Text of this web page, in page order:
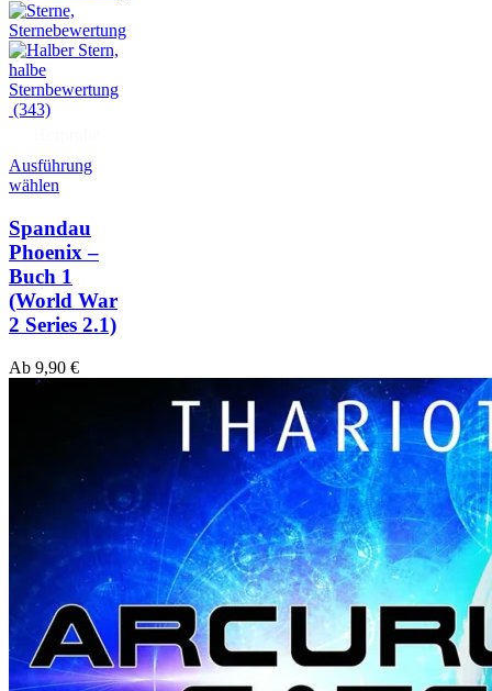
(343)
Ausführung
wählen
Spandau
Phoenix –
Buch 1
(World War
2 Series 2.1)
Ab 9,90 €